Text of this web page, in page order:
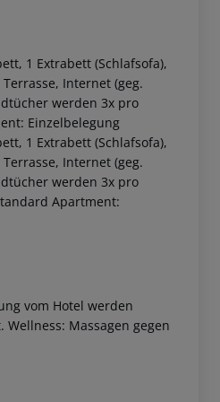
1 Extrabett (Schlafsofa),
Internet (geg.
werden 3x pro
Einzelbelegung
1 Extrabett (Schlafsofa),
Internet (geg.
werden 3x pro
Apartment:
vom Hotel werden
Massagen gegen